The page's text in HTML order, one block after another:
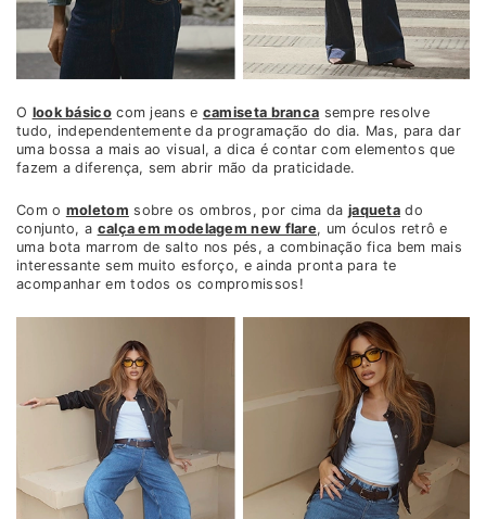
O look básicocom jeans e camiseta branca sempre resolve
tudo, independentemente da programação do dia. Mas, para dar
uma bossa a mais ao visual, a dica é contar com elementos que
fazem a diferença, sem abrir mão da praticidade.
Com o moletom sobre os ombros, por cima da jaqueta do
conjunto, a calça em modelagem new flare, um óculos retrô e
uma bota marrom de salto nos pés, a combinação fica bem mais
interessante sem muito esforço, e ainda pronta para te
acompanhar em todos os compromissos!